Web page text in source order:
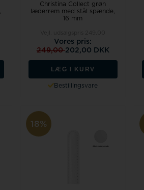
Christina Collect grøn
læderrem med stål spænde,
16 mm
Vores pris:
249,00202,00 DKK
LÆG I KURV
Bestillingsvare
18%